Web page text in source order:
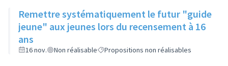
Remettre systématiquement le futur "guide
jeune" aux jeunes lors du recensement à 16
ans
16 nov. Non réalisable Propositions non réalisables